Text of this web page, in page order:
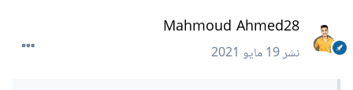
Mahmoud Ahmed28
نشر19 مايو 2021